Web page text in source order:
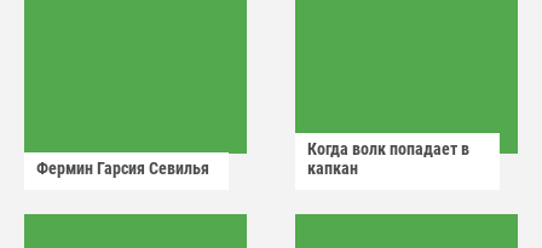
Фермин Гарсия Севилья
Когда волк попадает в
капкан